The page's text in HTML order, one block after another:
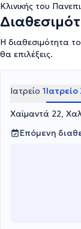
Κλινικής του
Η διαθεσιμότητα
θα επιλέξεις.
Ιατρείο 1Ιατρείο
Χαϊμαντά 22,
Επόμενη